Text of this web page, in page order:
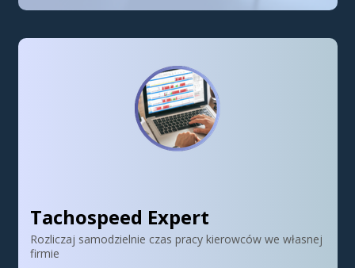
Tachospeed Expert
Rozliczaj samodzielnie czas pracy kierowców we własnej
firmie